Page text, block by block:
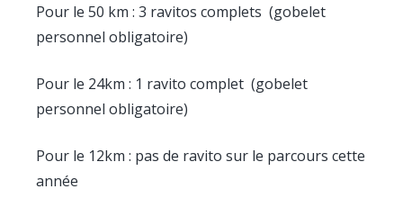
Pour le 50 km : 3 ravitos complets (gobelet
personnel obligatoire)
Pour le 24km : 1 ravito complet (gobelet
personnel obligatoire)
Pour le 12km : pas de ravito sur le parcours cette
année